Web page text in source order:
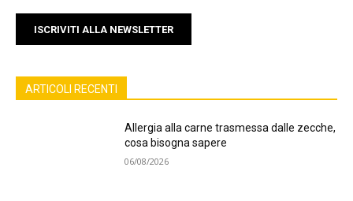
ISCRIVITI ALLA NEWSLETTER
ARTICOLI RECENTI
Allergia alla carne trasmessa dalle zecche,
cosa bisogna sapere
06/08/2026